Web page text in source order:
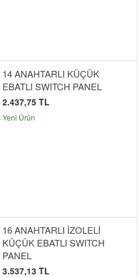
14 ANAHTARLI KÜÇÜK
EBATLI SWITCH PANEL
2.437,75 TL
Yeni Ürün
16 ANAHTARLI İZOLELİ
KÜÇÜK EBATLI SWITCH
PANEL
3.537,13 TL